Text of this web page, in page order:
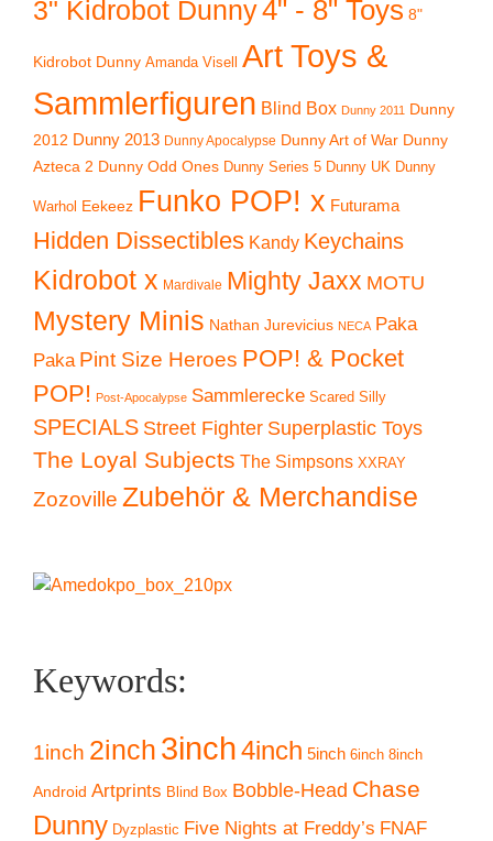
3" Kidrobot Dunny4" - 8" Toys 8"
Kidrobot Dunny Amanda Visell
Art Toys &
Sammlerfiguren Blind Box Dunny 2011 Dunny
2012 Dunny 2013 Dunny Apocalypse Dunny Art of War Dunny
Azteca 2 Dunny Odd Ones Dunny Series 5 Dunny UK Dunny
Warhol Eekeez Funko POP! x Futurama
Hidden Dissectibles Kandy Keychains
Kidrobot x Mardivale Mighty Jaxx MOTU
Mystery Minis Nathan Jurevicius NECA Paka
Paka Pint Size Heroes POP! & Pocket
POP! Post-Apocalypse Sammlerecke Scared Silly
SPECIALS Street Fighter Superplastic Toys
The Loyal Subjects The Simpsons XXRAY
Zozoville Zubehör & Merchandise
Keywords:
1inch 2inch 3inch4inch 5inch 6inch 8inch
Android Artprints Blind Box Bobble-Head Chase
Dunny Dyzplastic Five Nights at Freddy’s FNAF